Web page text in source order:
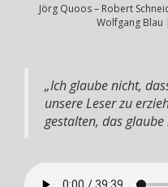
Jörg Quoos – Robert
Wolfgang Blau
„Ich glaube nicht,
unsere Leser zu
gestalten, das glaube